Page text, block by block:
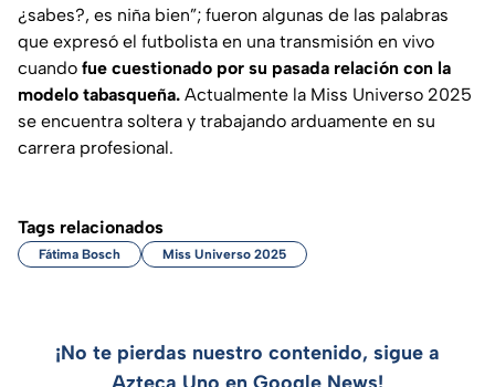
¿sabes?, es niña bien”; fueron algunas de las palabras
que expresó el futbolista en una transmisión en vivo
cuando fue cuestionado por su pasada relación con la
modelo tabasqueña. Actualmente la Miss Universo 2025
se encuentra soltera y trabajando arduamente en su
carrera profesional.
Tags relacionados
Fátima Bosch Miss Universo 2025
¡No te pierdas nuestro contenido, sigue a
Azteca Uno en Google News!